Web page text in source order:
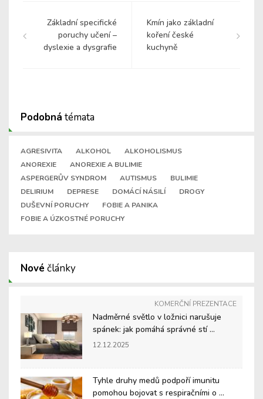
Základní specifické
poruchy učení –
dyslexie a dysgrafie
Kmín jako základní
koření české
kuchyně
Podobná témata
AGRESIVITA ALKOHOL
ALKOHOLISMUS
ANOREXIE
ANOREXIE A BULIMIE
ASPERGERŮV SYNDROM
AUTISMUS
BULIMIE
DELIRIUM
DEPRESE DOMÁCÍ NÁSILÍ
DROGY
DUŠEVNÍ PORUCHY
FOBIE A PANIKA
FOBIE A ÚZKOSTNÉ PORUCHY
Nové články
KOMERČNÍ PREZENTACE
Nadměrné světlo v ložnici narušuje
spánek: jak pomáhá správné stí ...
12.12.2025
Tyhle druhy medů podpoří imunitu
pomohou bojovat s respiračními o ...